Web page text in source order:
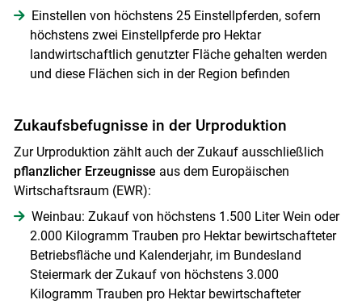
Skip to main content
Einstellen von höchstens 25 Einstellpferden, sofern
höchstens zwei Einstellpferde pro Hektar
landwirtschaftlich genutzter Fläche gehalten werden
und diese Flächen sich in der Region befinden
Zukaufsbefugnisse in der Urproduktion
Zur Urproduktion zählt auch der Zukauf ausschließlich
pflanzlicher Erzeugnisse aus dem Europäischen
Wirtschaftsraum (EWR):
Weinbau: Zukauf von höchstens 1.500 Liter Wein oder
2.000 Kilogramm Trauben pro Hektar bewirtschafteter
Betriebsfläche und Kalenderjahr, im Bundesland
Steiermark der Zukauf von höchstens 3.000
Kilogramm Trauben pro Hektar bewirtschafteter